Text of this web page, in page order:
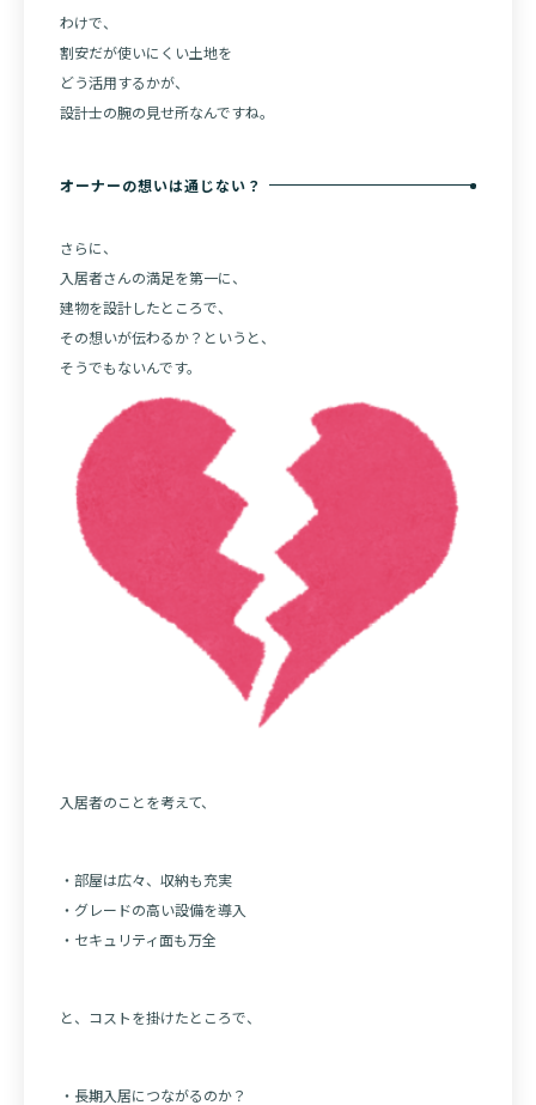
わけで、
割安だが使いにくい土地を
どう活用するかが、
設計士の腕の見せ所なんですね。
オーナーの想いは通じない？
さらに、
入居者さんの満足を第一に、
建物を設計したところで、
その想いが伝わるか？というと、
そうでもないんです。
入居者のことを考えて、
・部屋は広々、収納も充実
・グレードの高い設備を導入
・セキュリティ面も万全
と、コストを掛けたところで、
・長期入居につながるのか？